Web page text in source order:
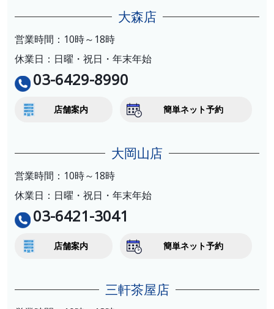
大森店
営業時間：10時～18時
休業日：日曜・祝日・年末年始
03-6429-8990
店舗案内 簡単ネット予約
大岡山店
営業時間：10時～18時
休業日：日曜・祝日・年末年始
03-6421-3041
店舗案内 簡単ネット予約
三軒茶屋店